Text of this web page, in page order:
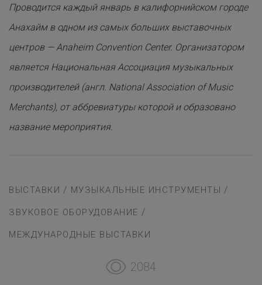
Проводится каждый январь в калифорнийском городе
Анахайм в одном из самых больших выставочных
центров — Anaheim Convention Center. Организатором
является Национальная Ассоциация музыкальных
производителей (англ. National Association of Music
Merchants), от аббревиатуры которой и образовано
название мероприятия.
ВЫСТАВКИ / МУЗЫКАЛЬНЫЕ ИНСТРУМЕНТЫ /
ЗВУКОВОЕ ОБОРУДОВАНИЕ /
МЕЖДУНАРОДНЫЕ ВЫСТАВКИ
2084